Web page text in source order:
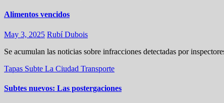
Alimentos vencidos
May 3, 2025 Rubí Dubois
Se acumulan las noticias sobre infracciones detectadas por
Tapas Subte La Ciudad Transporte
Subtes nuevos: Las postergaciones